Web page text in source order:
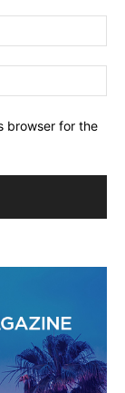
browser for the